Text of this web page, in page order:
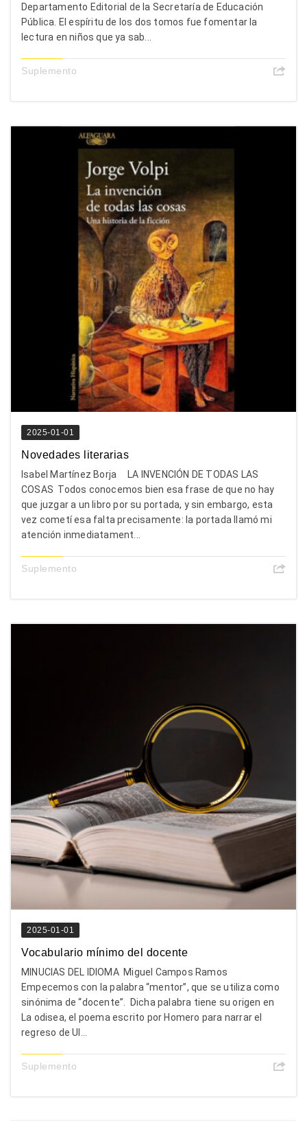
Departamento Editorial de la Secretaría de Educación
Pública. El espíritu de los dos tomos fue fomentar la
lectura en niños que ya sab...
Suplemento
2025-01-01
Novedades literarias
Isabel Martínez Borja LA INVENCIÓN DE TODAS LAS
COSAS Todos conocemos bien esa frase de que no hay
que juzgar a un libro por su portada, y sin embargo, esta
vez cometí esa falta precisamente: la portada llamó mi
atención inmediatament...
Suplemento
2025-01-01
Vocabulario mínimo del docente
MINUCIAS DEL IDIOMA Miguel Campos Ramos
Empecemos con la palabra “mentor”, que se utiliza como
sinónima de “docente”. Dicha palabra tiene su origen en
La odisea, el poema escrito por Homero para narrar el
regreso de Ul...
Suplemento